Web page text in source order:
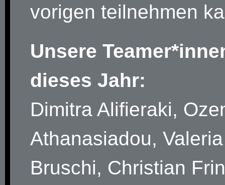
vorigen teilnehmen
Unsere
dieses Jahr:
Dimitra Alifieraki,
Athanasiadou, Valeria
Bruschi, Christian